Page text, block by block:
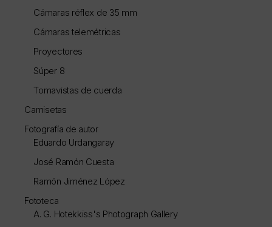
Cámaras réflex de 35 mm
Cámaras telemétricas
Proyectores
Súper 8
Tomavistas de cuerda
Camisetas
Fotografía de autor
Eduardo Urdangaray
José Ramón Cuesta
Ramón Jiménez López
Fototeca
A. G. Hotekkiss's Photograph Gallery